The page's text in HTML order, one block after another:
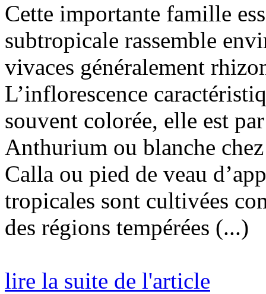
Cette importante famille
subtropicale rassemble
vivaces généralement
L’inflorescence
souvent colorée, elle est
Anthurium ou blanche
Calla ou pied de veau
tropicales sont cultivées
des régions tempérées (...)
lire la suite de l'article